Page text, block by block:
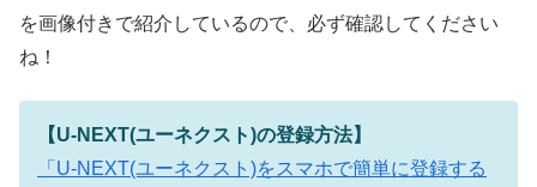
を画像付きで紹介しているので、必ず確認してください
ね！
【U-NEXT(ユーネクスト)の登録方法】
「U-NEXT(ユーネクスト)をスマホで簡単に登録する